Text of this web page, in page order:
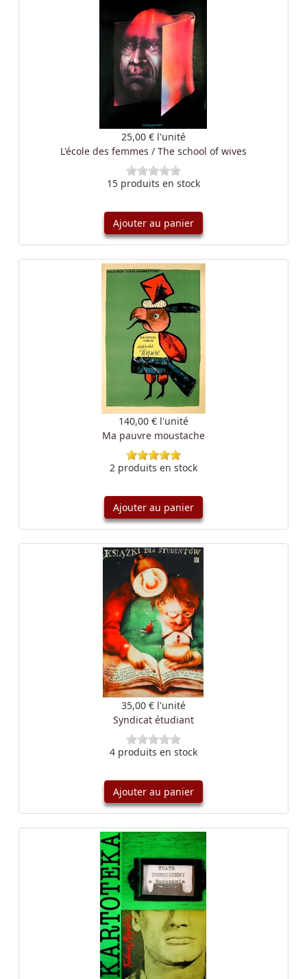
25,00 € l'unité
L'école des femmes / The school of wives
15 produits en stock
Ajouter au panier
140,00 € l'unité
Ma pauvre moustache
2 produits en stock
Ajouter au panier
35,00 € l'unité
Syndicat étudiant
4 produits en stock
Ajouter au panier